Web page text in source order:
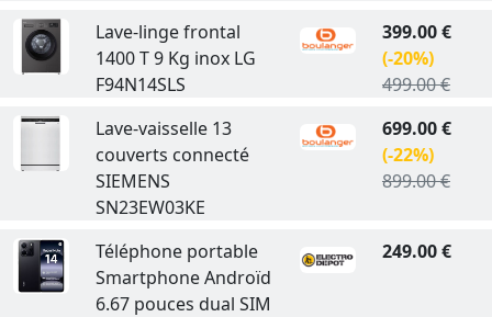
Lave-linge frontal
1400 T 9 Kg inox LG
F94N14SLS
399.00 €
(-20%)
499.00 €
Lave-vaisselle 13
couverts connecté
SIEMENS
SN23EW03KE
699.00 €
(-22%)
899.00 €
Téléphone portable
Smartphone Androïd
6.67 pouces dual SIM
249.00 €